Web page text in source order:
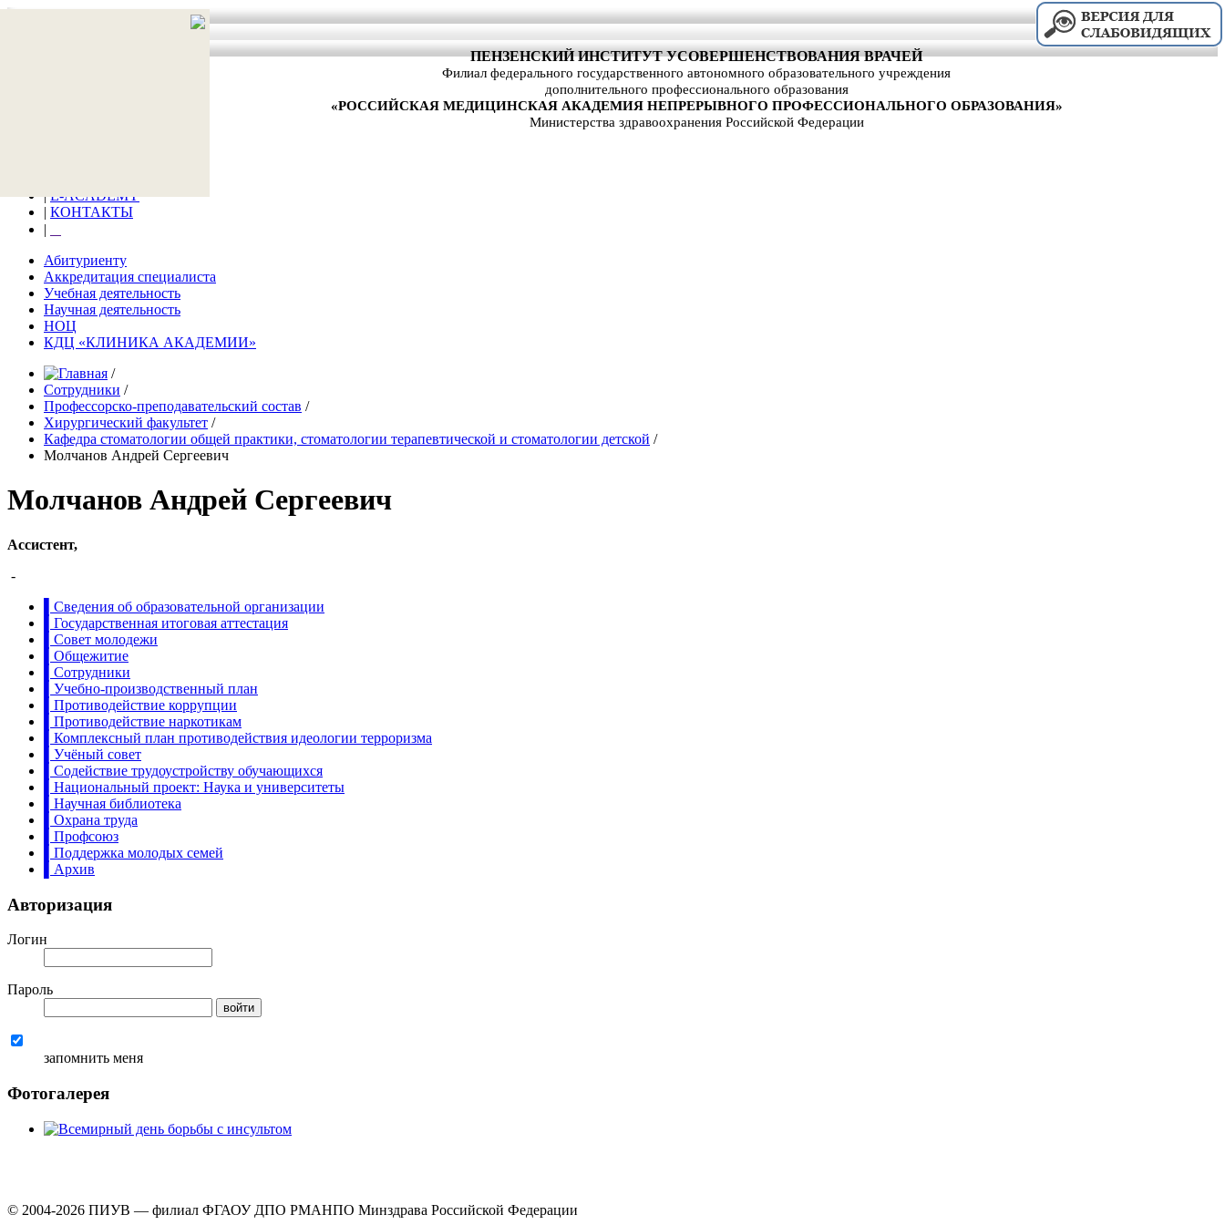
ПЕНЗЕНСКИЙ ИНСТИТУТ УСОВЕРШЕНСТВОВАНИЯ ВРАЧЕЙ
Филиал федерального государственного автономного образовательного учреждения
дополнительного профессионального образования
«РОССИЙСКАЯ МЕДИЦИНСКАЯ АКАДЕМИЯ НЕПРЕРЫВНОГО ПРОФЕССИОНАЛЬНОГО ОБРАЗОВАНИЯ»
Министерства здравоохранения Российской Федерации
|E-ACADEMY
| КОНТАКТЫ
|
Абитуриенту
Аккредитация специалиста
Учебная деятельность
Научная деятельность
НОЦ
КДЦ «КЛИНИКА АКАДЕМИИ»
/
Сотрудники /
Профессорско-преподавательский состав /
Хирургический факультет /
Кафедра стоматологии общей практики, стоматологии терапевтической и стоматологии детской /
Молчанов Андрей Сергеевич
Молчанов Андрей Сергеевич
Ассистент,
-
▌Сведения об образовательной организации
▌Государственная итоговая аттестация
▌Совет молодежи
▌Общежитие
▌Сотрудники
▌Учебно-производственный план
▌Противодействие коррупции
▌Противодействие наркотикам
▌Комплексный план противодействия идеологии терроризма
▌Учёный совет
▌Содействие трудоустройству обучающихся
▌Национальный проект: Наука и университеты
▌Научная библиотека
▌Охрана труда
▌Профсоюз
▌Поддержка молодых семей
▌Архив
Авторизация
Логин
Пароль
запомнить меня
Фотогалерея
© 2004-2026 ПИУВ — филиал ФГАОУ ДПО РМАНПО Минздрава Российской Федерации